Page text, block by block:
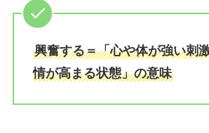
興奮する＝「心や体が強い刺
情が高まる状態」の意味